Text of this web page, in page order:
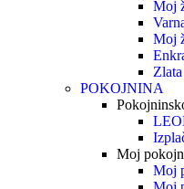
Moj
Moj
POKOJNINA
Moj
Moj